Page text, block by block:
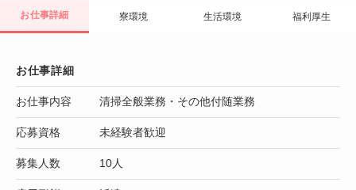
お仕事詳細 寮環境 生活環境 福利厚生
お仕事詳細
お仕事内容 清掃全般業務・その他付随業務
応募資格 未経験者歓迎
募集人数 10人